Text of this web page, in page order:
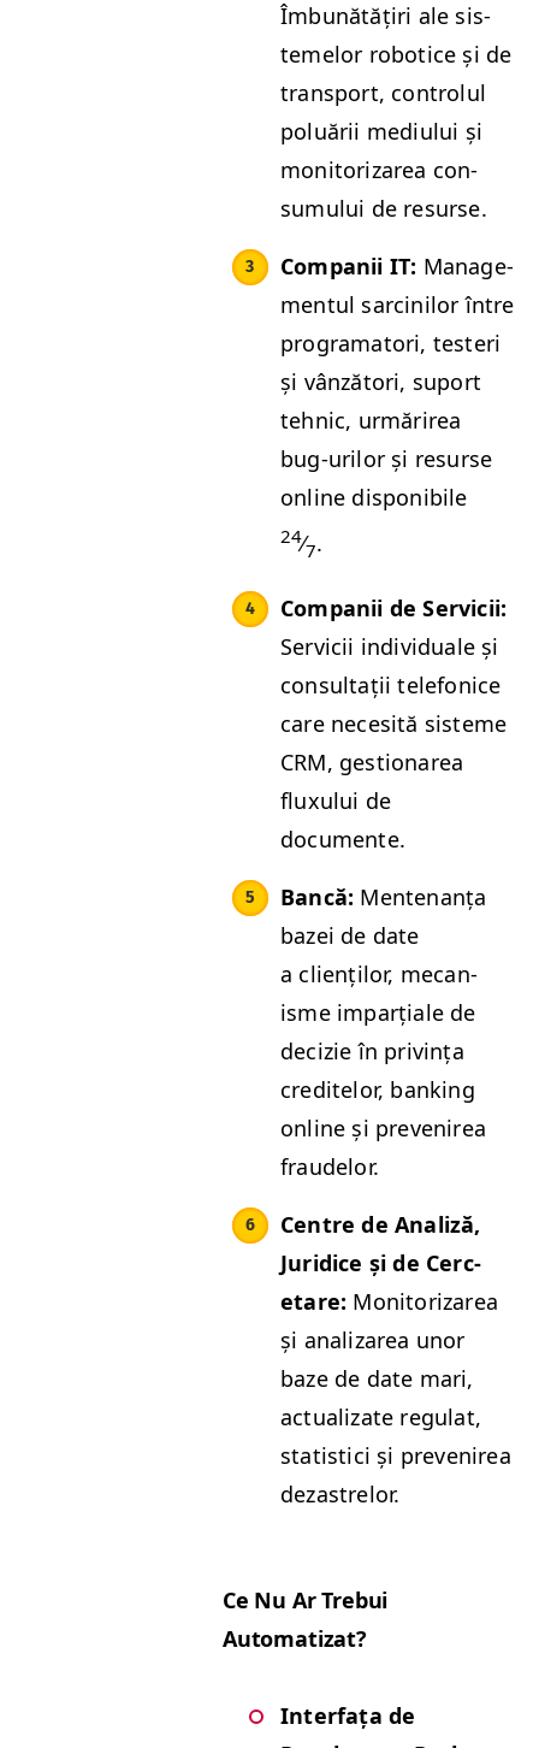
Îmbunătățiri ale sis­
temelor robo­t­ice și de
trans­port, con­trolul
poluării medi­u­lui și
mon­i­tor­izarea con­
sumu­lui de resurse.
Com­panii IT: Man­age­
men­tul sarcinilor între
pro­gram­a­tori, tes­teri
și vânză­tori, suport
tehnic, urmărirea
bug-urilor și resurse
online disponi­bile
24⁄7.
Com­panii de Ser­vicii:
Ser­vicii indi­vid­uale și
con­sul­tații tele­fon­ice
care nece­sită sis­teme
CRM, ges­tionarea
flux­u­lui de
documente.
Bancă: Mente­nanța
bazei de date
a clienților, mecan­
isme imparțiale de
decizie în priv­ința
cred­itelor, bank­ing
online și pre­venirea
fraudelor.
Cen­tre de Anal­iză,
Juridice și de Cerc­
etare: Mon­i­tor­izarea
și analizarea unor
baze de date mari,
actu­al­izate reg­u­lat,
sta­tis­ti­ci și pre­venirea
dezastrelor.
Ce Nu Ar Tre­bui
Automatizat?
Inter­fața de